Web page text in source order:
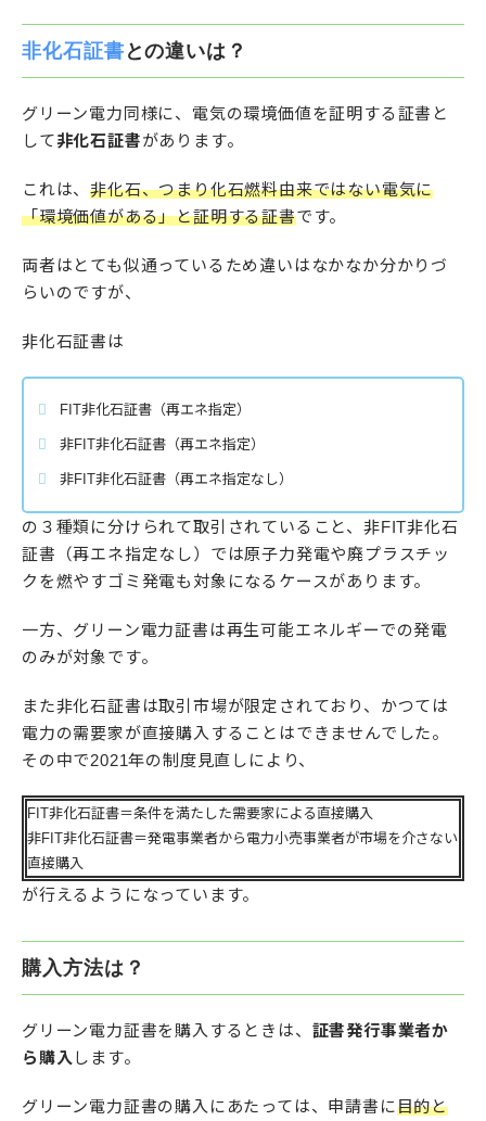
非化石証書 との違いは？
グリーン電力同様に、電気の環境価値を証明する証書と
して非化石証書があります。
これは、非化石、つまり化石燃料由来ではない電気に
「環境価値がある」と証明する証書です。
両者はとても似通っているため違いはなかなか分かりづ
らいのですが、
非化石証書は
FIT非化石証書（再エネ指定）
非FIT非化石証書（再エネ指定）
非FIT非化石証書（再エネ指定なし）
の３種類に分けられて取引されていること、非FIT非化石
証書（再エネ指定なし）では原子力発電や廃プラスチッ
クを燃やすゴミ発電も対象になるケースがあります。
一方、グリーン電力証書は再生可能エネルギーでの発電
のみが対象です。
また非化石証書は取引市場が限定されており、かつては
電力の需要家が直接購入することはできませんでした。
その中で2021年の制度見直しにより、
FIT非化石証書＝条件を満たした需要家による直接購入
非FIT非化石証書＝発電事業者から電力小売事業者が市場を介さない
直接購入
が行えるようになっています。
購入方法は？
グリーン電力証書を購入するときは、 証書発行事業者か
ら購入 します。
グリーン電力証書の購入にあたっては、申請書に目的と